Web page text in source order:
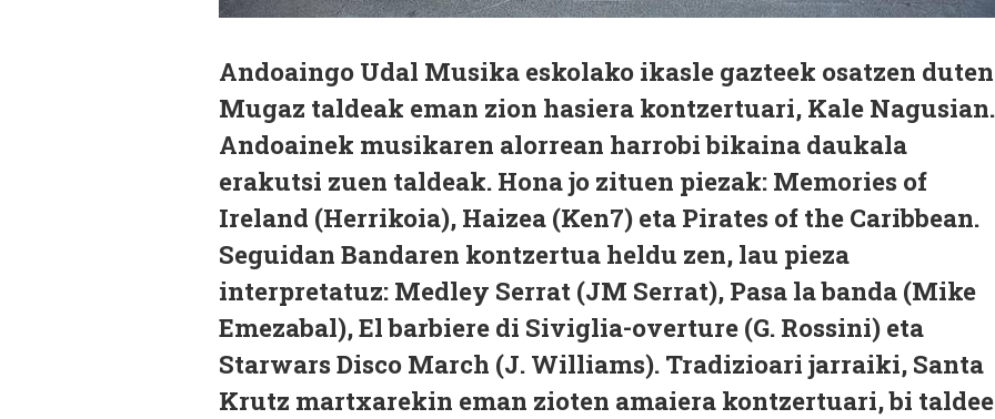
Andoaingo Udal Musika eskolako ikasle gazteek osatzen duten
Mugaz taldeak eman zion hasiera kontzertuari, Kale Nagusian.
Andoainek musikaren alorrean harrobi bikaina daukala
erakutsi zuen taldeak. Hona jo zituen piezak: Memories of
Ireland (Herrikoia), Haizea (Ken7) eta Pirates of the Caribbean.
Seguidan Bandaren kontzertua heldu zen, lau pieza
interpretatuz: Medley Serrat (JM Serrat), Pasa la banda (Mike
Emezabal), El barbiere di Siviglia-overture (G. Rossini) eta
Starwars Disco March (J. Williams). Tradizioari jarraiki, Santa
Krutz martxarekin eman zioten amaiera kontzertuari, bi